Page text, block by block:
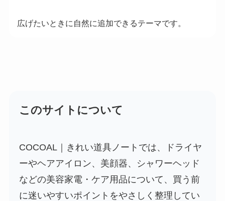
広げたいときに自然に追加できるテーマです。
このサイトについて
COCOAL｜きれい道具ノートでは、ドライヤ
ーやヘアアイロン、美顔器、シャワーヘッド
などの美容家電・ケア用品について、買う前
に迷いやすいポイントをやさしく整理してい